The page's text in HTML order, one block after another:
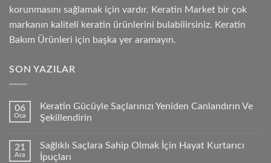
korunmasını sağlamak için vardır. Keratin Market bir çok
markanın kaliteli keratin ürünlerini bulabilirsiniz. Keratin
Bakım Ürünleri için başka yer aramayın.
SON YAZILAR
06
Oca
Keratin Gücüyle Saçlarınızı Yeniden Canlandırın Ve
Şekillendirin
21
Ara
Sağlıklı Saçlara Sahip Olmak İçin Hayat Kurtarıcı
İpuçları